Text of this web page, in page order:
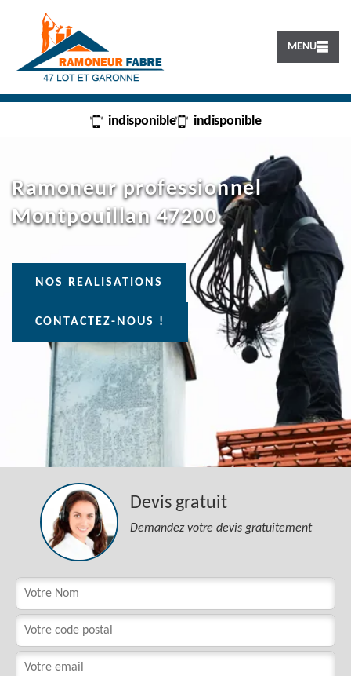
MENU
indisponible indisponible
Ramoneur professionnel
Montpouillan 47200
NOS REALISATIONS
CONTACTEZ-NOUS !
Devis gratuit
Demandez votre devis gratuitement